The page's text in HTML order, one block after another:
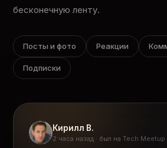
бесконечную ленту.
Посты и фото Реакции
Подписки
Кирилл В.
2 часа назад · был на Tech Meetup